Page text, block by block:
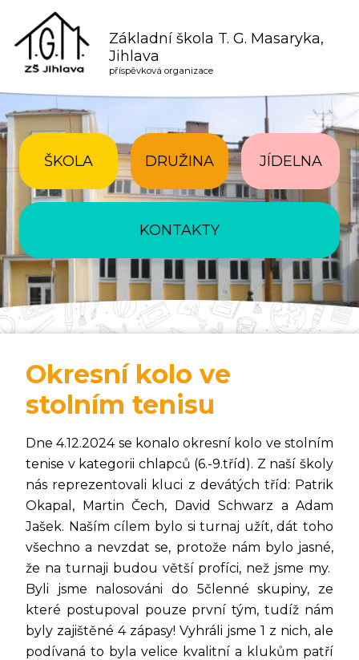
Základní škola T. G. Masaryka,
Jihlava
příspěvková organizace
ŠKOLA DRUŽINA JÍDELNA
KONTAKTY
Okresní kolo ve
stolním tenisu
Dne 4.12.2024 se konalo okresní kolo ve stolním
tenise v kategorii chlapců (6.-9.tříd). Z naší školy
nás reprezentovali kluci z devátých tříd: Patrik
Okapal, Martin Čech, David Schwarz a Adam
Jašek. Naším cílem bylo si turnaj užít, dát toho
všechno a nevzdat se, protože nám bylo jasné,
že na turnaji budou větší profíci, než jsme my.
Byli jsme nalosováni do 5členné skupiny, ze
které postupoval pouze první tým, tudíž nám
byly zajištěné 4 zápasy! Vyhráli jsme 1 z nich, ale
podívaná to byla velice kvalitní a klukům patří